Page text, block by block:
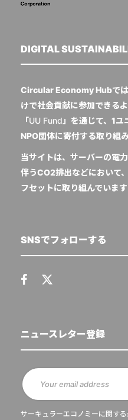
DIGITAL
Circular Economy Hubでは
けで社会貢献に参加できる
「UU Fund 」を通じて、1
NPO団体に寄付する取り組
当サイトは、サーバーの電
伴うCO2排出などにおいて
フセットに取り組んでいま
SNSでフォローする
ニュースレター登録
サーキュラーエコノミーに関する